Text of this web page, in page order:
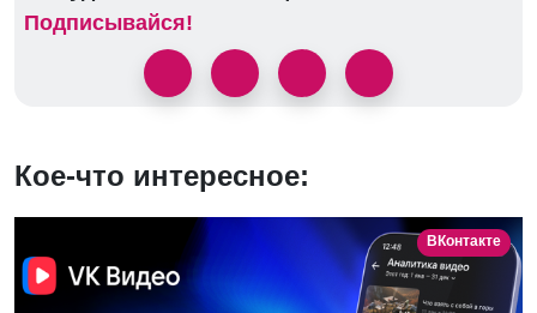
Подписывайся!
Кое-что интересное:
ВКонтакте